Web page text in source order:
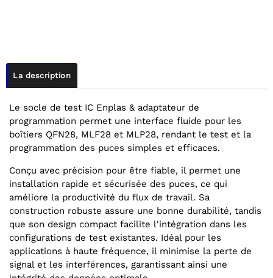
La description
Le socle de test IC Enplas & adaptateur de
programmation permet une interface fluide pour les
boîtiers QFN28, MLF28 et MLP28, rendant le test et la
programmation des puces simples et efficaces.
Conçu avec précision pour être fiable, il permet une
installation rapide et sécurisée des puces, ce qui
améliore la productivité du flux de travail. Sa
construction robuste assure une bonne durabilité, tandis
que son design compact facilite l'intégration dans les
configurations de test existantes. Idéal pour les
applications à haute fréquence, il minimise la perte de
signal et les interférences, garantissant ainsi une